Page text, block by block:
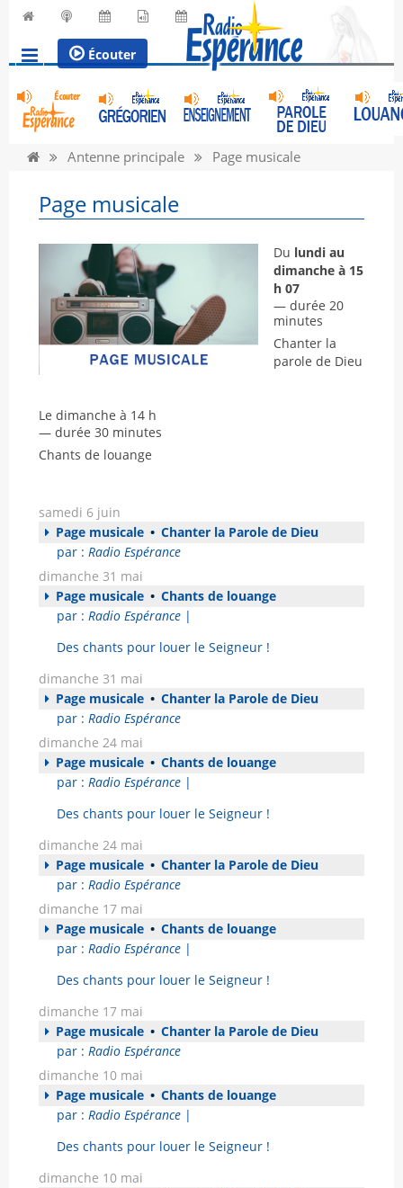
Écouter
Antenne principale Page musicale
Page musicale
Du lundi au
dimanche à 15
h 07
— durée 20
minutes
Chanter la
parole de Dieu
Le dimanche à 14 h
— durée 30 minutes
Chants de louange
samedi 6 juin
Page musicale • Chanter la Parole de Dieu
par : Radio Espérance
dimanche 31 mai
Page musicale • Chants de louange
par : Radio Espérance |
Des chants pour louer le Seigneur !
dimanche 31 mai
Page musicale • Chanter la Parole de Dieu
par : Radio Espérance
dimanche 24 mai
Page musicale • Chants de louange
par : Radio Espérance |
Des chants pour louer le Seigneur !
dimanche 24 mai
Page musicale • Chanter la Parole de Dieu
par : Radio Espérance
dimanche 17 mai
Page musicale • Chants de louange
par : Radio Espérance |
Des chants pour louer le Seigneur !
dimanche 17 mai
Page musicale • Chanter la Parole de Dieu
par : Radio Espérance
dimanche 10 mai
Page musicale • Chants de louange
par : Radio Espérance |
Des chants pour louer le Seigneur !
dimanche 10 mai